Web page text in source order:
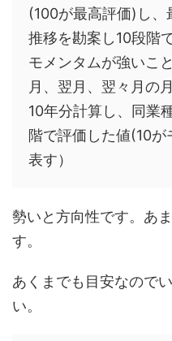
(100が最高評価)し
推移を勘案し10段階
モメンタムが強いこ
月、翌月、翌々月の
10年分計算し、同業
階で評価した値(10
表す）
勢いと方向性です。あ
す。
あくまでも目安なので
い。